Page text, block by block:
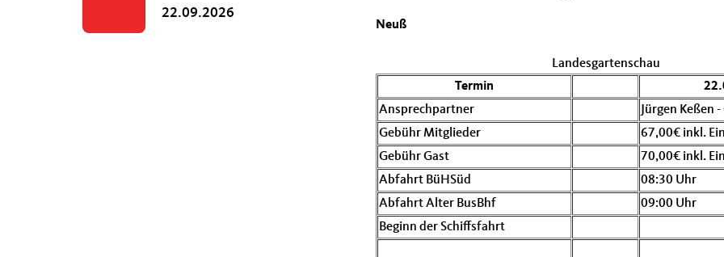
22.09.2026
Neuß
Landesgartenschau
Termin
Ansprechpartner
Jürgen Keßen
Gebühr Mitglieder
67,00€ inkl.
Gebühr Gast
70,00€ inkl.
Abfahrt BüHSüd
08:30 Uhr
Abfahrt Alter BusBhf
09:00 Uhr
Beginn der Schiffsfahrt